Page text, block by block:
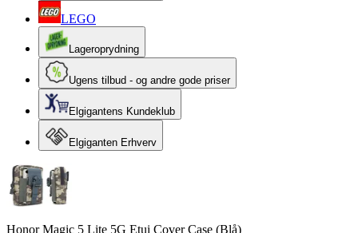
LEGO
Lageroprydning
Ugens tilbud - og andre gode priser
Elgigantens Kundeklub
Elgiganten Erhverv
Honor Magic 5 Lite 5G Etui Cover Case (Blå)